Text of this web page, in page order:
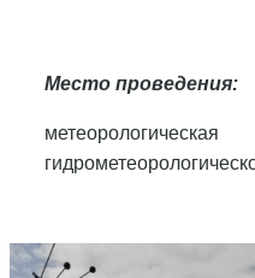
Место проведения: